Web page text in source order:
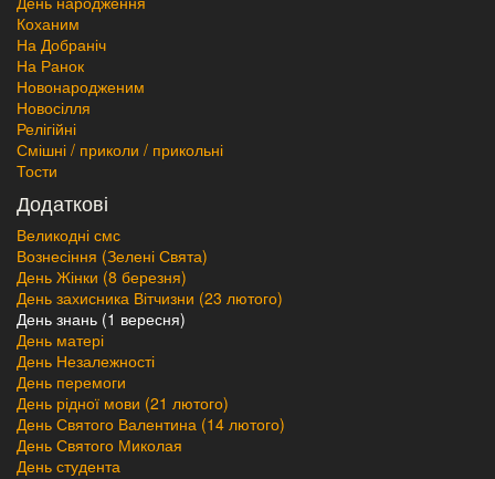
Коханим
На Добраніч
На Ранок
Новонародженим
Новосілля
Релігійні
Смішні / приколи / прикольні
Тости
Додаткові
Великодні смс
Вознесіння (Зелені Свята)
День Жінки (8 березня)
День захисника Вітчизни (23 лютого)
День знань (1 вересня)
День матері
День Незалежності
День перемоги
День рідної мови (21 лютого)
День Святого Валентина (14 лютого)
День Святого Миколая
День студента